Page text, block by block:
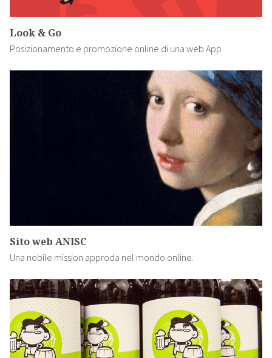
Look & Go
Posizionamento e promozione online di una web App
Sito web ANISC
Una nobile mission approda nel mondo online.